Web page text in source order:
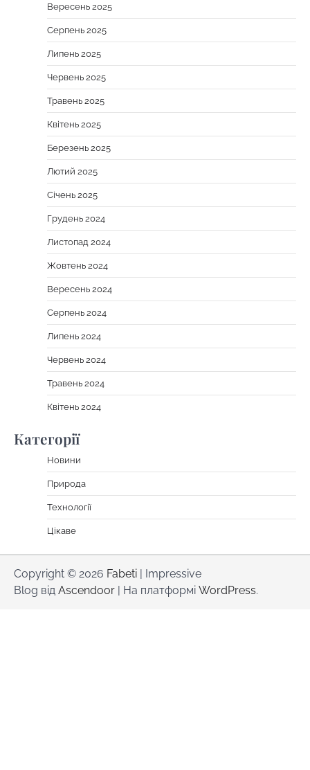
Вересень 2025
Серпень 2025
Липень 2025
Червень 2025
Травень 2025
Квітень 2025
Березень 2025
Лютий 2025
Січень 2025
Грудень 2024
Листопад 2024
Жовтень 2024
Вересень 2024
Серпень 2024
Липень 2024
Червень 2024
Травень 2024
Квітень 2024
Категорії
Новини
Природа
Технології
Цікаве
Copyright © 2026 Fabeti | Impressive
Blog від Ascendoor | На платформі WordPress.